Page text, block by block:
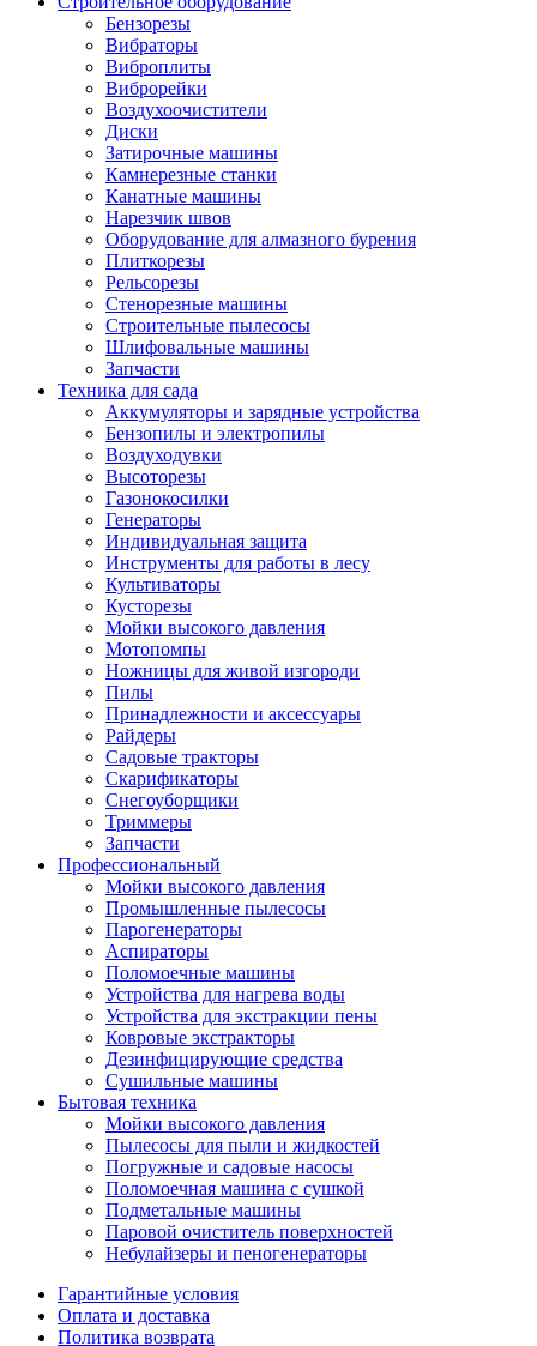
Бензорезы
Вибраторы
Виброплиты
Виброрейки
Воздухоочистители
Диски
Затирочные машины
Камнерезные станки
Канатные машины
Нарезчик швов
Оборудование для алмазного бурения
Плиткорезы
Рельсорезы
Стенорезные машины
Строительные пылесосы
Шлифовальные машины
Запчасти
Техника для сада
Аккумуляторы и зарядные устройства
Бензопилы и электропилы
Воздуходувки
Высоторезы
Газонокосилки
Генераторы
Индивидуальная защита
Инструменты для работы в лесу
Культиваторы
Кусторезы
Мойки высокого давления
Мотопомпы
Ножницы для живой изгороди
Пилы
Принадлежности и аксессуары
Райдеры
Садовые тракторы
Скарификаторы
Снегоуборщики
Триммеры
Запчасти
Профессиональный
Мойки высокого давления
Промышленные пылесосы
Парогенераторы
Аспираторы
Поломоечные машины
Устройства для нагрева воды
Устройства для экстракции пены
Ковровые экстракторы
Дезинфицирующие средства
Сушильные машины
Бытовая техника
Мойки высокого давления
Пылесосы для пыли и жидкостей
Погружные и садовые насосы
Поломоечная машина с сушкой
Подметальные машины
Паровой очиститель поверхностей
Небулайзеры и пеногенераторы
Гарантийные условия
Оплата и доставка
Политика возврата